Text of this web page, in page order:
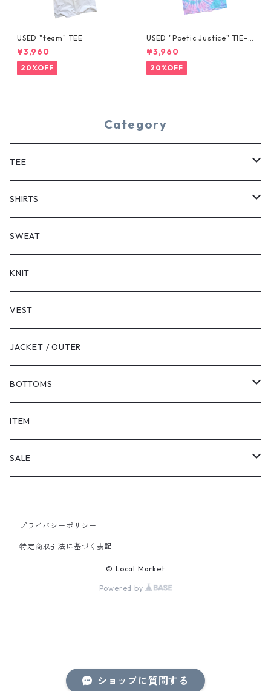
ショップに質問する
USED "team" TEE
¥3,960
20%OFF
USED "Poetic Justice" TIE-D
YE TEE
¥3,960
20%OFF
Category
TEE
SHORT SLEEVE
LONG SLEEVE
SHIRTS
SHORT SLEEVE
LONG SLEEVE
SWEAT
KNIT
VEST
JACKET / OUTER
BOTTOMS
SHORTS
PANTS
ITEM
SALE
PANTS
プライバシーポリシー
特定商取引法に基づく表記
© Local Market
Powered by